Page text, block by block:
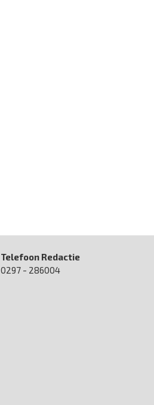
Telefoon Redactie
0297 - 286004